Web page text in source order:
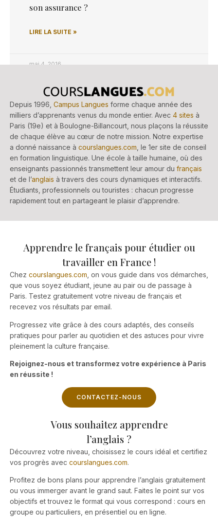
son assurance ?
LIRE LA SUITE »
mai 4, 2016
Depuis 1996, Campus Langues forme chaque année des
milliers d’apprenants venus du monde entier. Avec 4 sites à
Paris (19e) et à Boulogne-Billancourt, nous plaçons la réussite
de chaque élève au cœur de notre mission. Notre expertise
a donné naissance à courslangues.com , le 1er site de conseil
en formation linguistique. Une école à taille humaine, où des
enseignants passionnés transmettent leur amour du français
et de l’anglais à travers des cours dynamiques et interactifs.
Étudiants, professionnels ou touristes : chacun progresse
rapidement tout en partageant le plaisir d’apprendre.
Apprendre le français pour étudier ou
travailler en France !
Chez courslangues.com , on vous guide dans vos démarches,
que vous soyez étudiant, jeune au pair ou de passage à
Paris. Testez gratuitement votre niveau de français et
recevez vos résultats par email.
Progressez vite grâce à des cours adaptés, des conseils
pratiques pour parler au quotidien et des astuces pour vivre
pleinement la culture française.
Rejoignez-nous et transformez votre expérience à Paris
en réussite !
CONTACTEZ-NOUS
Vous souhaitez apprendre
l’anglais ?
Découvrez votre niveau, choisissez le cours idéal et certifiez
vos progrès avec courslangues.com.
Profitez de bons plans pour apprendre l’anglais gratuitement
ou vous immerger avant le grand saut. Faites le point sur vos
objectifs et trouvez le format qui vous correspond : cours en
groupe ou particuliers, en présentiel ou en ligne.